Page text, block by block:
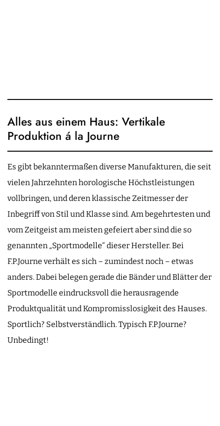
Alles aus einem Haus: Vertikale
Produktion á la Journe
Es gibt bekanntermaßen diverse Manufakturen, die seit
vielen Jahrzehnten horologische Höchstleistungen
vollbringen, und deren klassische Zeitmesser der
Inbegriff von Stil und Klasse sind. Am begehrtesten und
vom Zeitgeist am meisten gefeiert aber sind die so
genannten „Sportmodelle“ dieser Hersteller. Bei
F.P.Journe verhält es sich – zumindest noch – etwas
anders. Dabei belegen gerade die Bänder und Blätter der
Sportmodelle eindrucksvoll die herausragende
Produktqualität und Kompromisslosigkeit des Hauses.
Sportlich? Selbstverständlich. Typisch F.P.Journe?
Unbedingt!